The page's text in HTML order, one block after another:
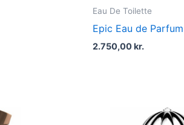
Eau De Toilette
Epic Eau de Parfum
2.750,00kr.